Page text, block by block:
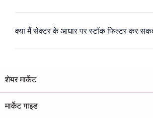
क्या मैं सेक्टर के आधार पर स्टॉक फिल्टर कर
शेयर मार्केट
मार्केट गाइड